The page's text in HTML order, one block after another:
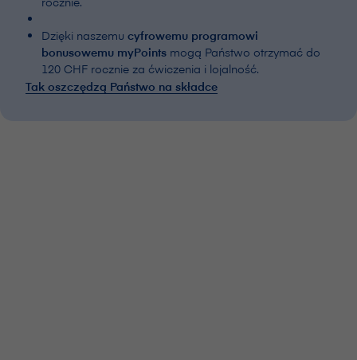
Dzięki naszemu cyfrowemu programowi
bonusowemu myPoints mogą Państwo otrzymać do
120 CHF rocznie za ćwiczenia i lojalność.
Tak oszczędzą Państwo na składce